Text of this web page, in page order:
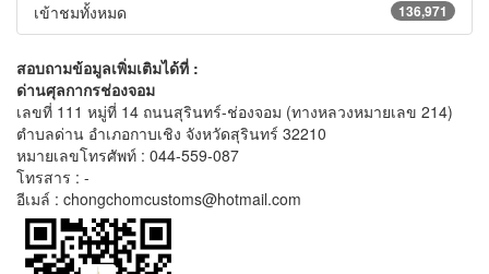
136,971
เข้าชมทั้งหมด
สอบถามข้อมูลเพิ่มเติมได้ที่ :
ด่านศุลกากรช่องจอม
เลขที่ 111 หมู่ที่ 14 ถนนสุรินทร์-ช่องจอม (ทางหลวงหมายเลข 214)
ตำบลด่าน อำเภอกาบเชิง จังหวัดสุรินทร์ 32210
หมายเลขโทรศัพท์ : 044-559-087
โทรสาร : -
อีเมล์ : chongchomcustoms@hotmail.com